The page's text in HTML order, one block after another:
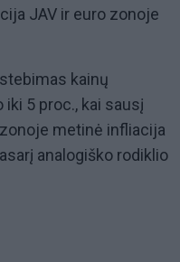
JAV ir euro zonoje
kainų
5 proc., kai sausį
metinė infliacija
analogiško rodiklio